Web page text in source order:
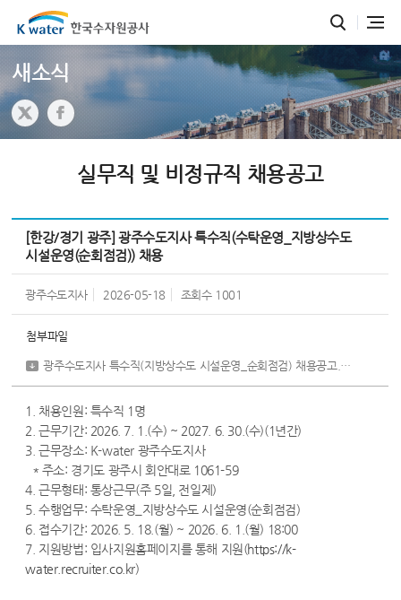
새소식
실무직 및 비정규직 채용공고
[한강/경기 광주] 광주수도지사 특수직(수탁운영_지방상수도
시설운영(순회점검)) 채용
광주수도지사 2026-05-18 조회수 1001
첨부파일
광주수도지사 특수직(지방상수도 시설운영_순회점검) 채용공고.pdf
1. 채용인원: 특수직 1명
2. 근무기간: 2026. 7. 1.(수) ~ 2027. 6. 30.(수)(1년간)
3. 근무장소: K-water 광주수도지사
* 주소: 경기도 광주시 회안대로 1061-59
4. 근무형태: 통상근무(주 5일, 전일제)
5. 수행업무: 수탁운영_지방상수도 시설운영(순회점검)
6. 접수기간: 2026. 5. 18.(월) ~ 2026. 6. 1.(월) 18:00
7. 지원방법: 입사지원홈페이지를 통해 지원(https://k-
water.recruiter.co.kr)